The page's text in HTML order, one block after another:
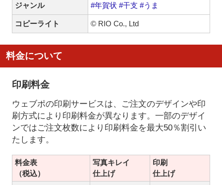
ジャンル #年賀状 #干支 #うま
コピーライト © RIO Co., Ltd
料金について
印刷料金
ウェブポの印刷サービスは、ご注文のデザインや印
刷方式により印刷料金が異なります。一部のデザイ
ンではご注文枚数により印刷料金を最大50％割引い
たします。
料金表
（税込）
写真キレイ
仕上げ
印刷
仕上げ